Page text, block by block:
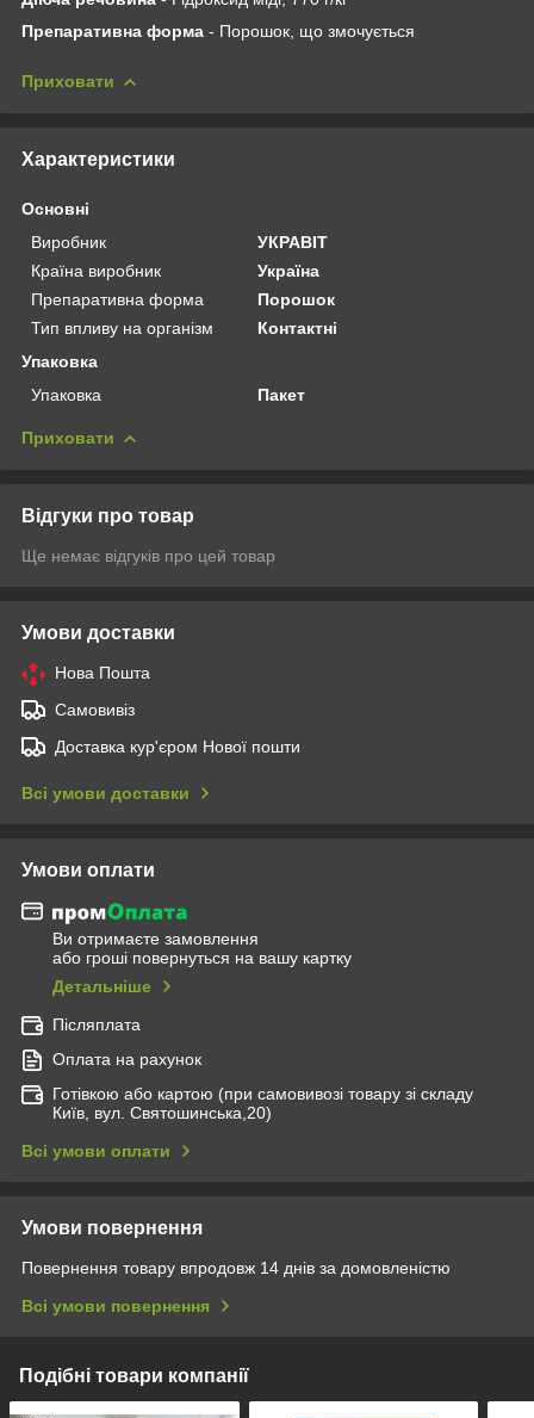
Препаративна форма - Порошок, що змочується
Приховати
Характеристики
Основні
Виробник
УКРАВІТ
Країна виробник
Україна
Препаративна форма
Порошок
Тип впливу на організм
Контактні
Упаковка
Упаковка
Пакет
Приховати
Відгуки про товар
Ще немає відгуків про цей товар
Умови доставки
Нова Пошта
Самовивіз
Доставка кур'єром Нової пошти
Всі умови доставки
Умови оплати
Ви отримаєте замовлення
або гроші повернуться на вашу картку
Детальніше
Післяплата
Оплата на рахунок
Готівкою або картою (при самовивозі товару зі складу
Київ, вул. Святошинська,20)
Всі умови оплати
Умови повернення
Повернення товару впродовж 14 днів за домовленістю
Всі умови повернення
Подібні товари компанії